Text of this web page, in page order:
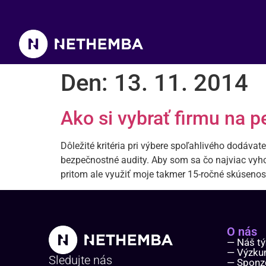
Den: 13. 11. 2014
Ako si vybrať firmu na
Dôležité kritéria pri výbere spoľahlivého
bezpečnostné audity. Aby som sa čo najviac
pritom ale využiť moje takmer 15-ročné
Sledujte nás
O nás
— Náš
—
—